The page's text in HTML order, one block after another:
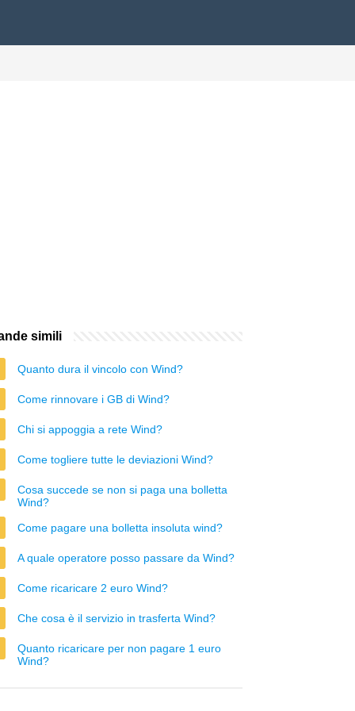
simili
Quanto dura il vincolo con Wind?
Come rinnovare i GB di Wind?
Chi si appoggia a rete Wind?
Come togliere tutte le deviazioni Wind?
Cosa succede se non si paga una bolletta
Wind?
Come pagare una bolletta insoluta wind?
A quale operatore posso passare da Wind?
Come ricaricare 2 euro Wind?
Che cosa è il servizio in trasferta Wind?
Quanto ricaricare per non pagare 1 euro
Wind?